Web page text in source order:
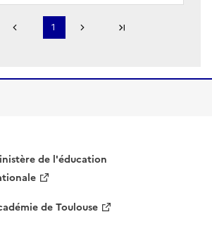
Première page1
Page suivanteDernière page
de l'éducation
de Toulouse